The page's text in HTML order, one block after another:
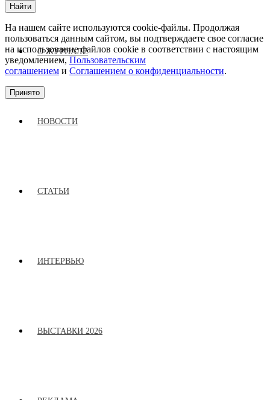
О ЖУРНАЛЕ
НОВОСТИ
СТАТЬИ
ИНТЕРВЬЮ
ВЫСТАВКИ 2026
На нашем сайте используются cookie-файлы. Продолжая
пользоваться данным сайтом, вы подтверждаете свое согласие
на использование файлов cookie в соответствии с настоящим
уведомлением, Пользовательским
соглашением и Соглашением о конфиденциальности.
Принято